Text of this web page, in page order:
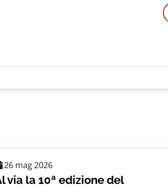
26 mag 2026
via la 10ª edizione del